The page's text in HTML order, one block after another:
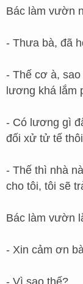
Bác làm vườn
- Thưa bà, đã
- Thế cơ à,
lương khá lắm
- Có lương gì
đối xử tử tế
- Thế thì nhà
cho tôi, tôi sẽ
Bác làm vườn
- Xin cảm ơn
- Vì sao thế?